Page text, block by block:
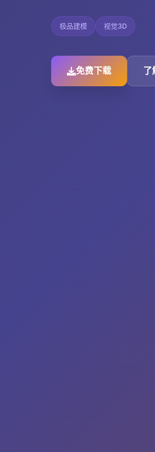
极品建模 视觉3D
免费下载 了